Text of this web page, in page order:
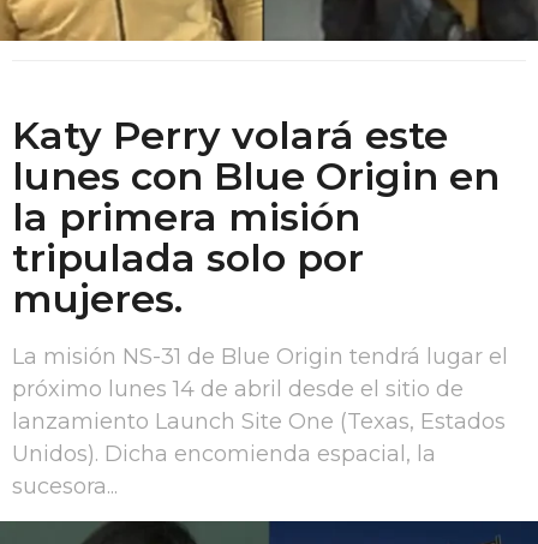
Katy Perry volará este
lunes con Blue Origin en
la primera misión
tripulada solo por
mujeres.
La misión NS-31 de Blue Origin tendrá lugar el
próximo lunes 14 de abril desde el sitio de
lanzamiento Launch Site One (Texas, Estados
Unidos). Dicha encomienda espacial, la
sucesora...